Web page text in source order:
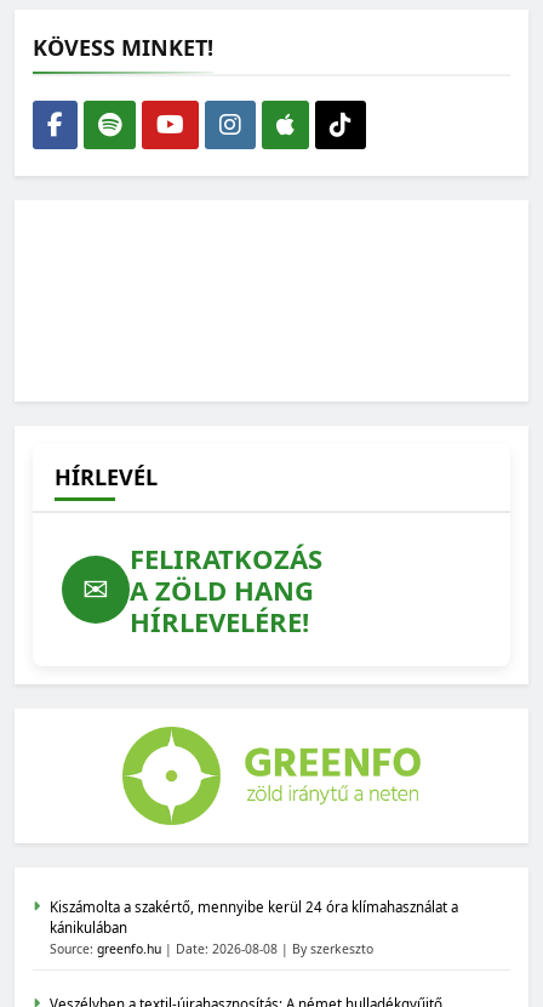
KÖVESS MINKET!
HÍRLEVÉL
✉
FELIRATKOZÁS
A ZÖLD HANG
HÍRLEVELÉRE!
Kiszámolta a szakértő, mennyibe kerül 24 óra klímahasználat a
kánikulában
Source: greenfo.hu Date: 2026-08-08 By szerkeszto